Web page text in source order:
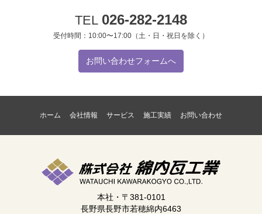
TEL 026-282-2148
受付時間：10:00〜17:00（土・日・祝日を除く）
お問い合わせフォームへ
ホーム 会社情報 サービス 施工実績 お問い合わせ
本社・〒381-0101
長野県長野市若穂綿内6463